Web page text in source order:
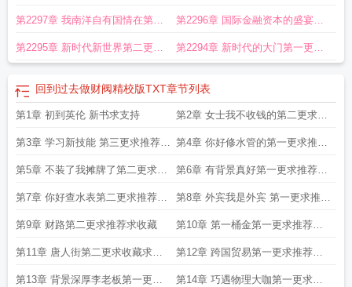
阀txt百度
回到过去发财的 回到过去做财阀免费阅读_悠悠首发回到过去做财
阀回到过去做财阀 小鱼的命运回到过去变富豪回到过去做财阀篱笆好回到过
去做财阀无错回到过去做财阀篱笆回到过去做财阀书评回到过去做财阀小鱼的
发 回到过去做财阀的 回到过去做财阀网回到过去做财阀1605
电子书
三更求订阅 订阅
第2297章 我南洋自有国情在第一
更求订阅
第2296章 国际金融资本的盛宴第
三更求订阅
第2295章 新时代新世界第二更求 第2294章 新时代的大门第一更求
回到过去做财阀精校版TXT章节列表
第1章 初到英伦 新书求支持 第2章 女士我不收钱的第二更求推
荐
第3章 学习新技能 第三更求推荐求
收藏
第4章 你好修水管的第一更求推荐
求
第5章 不装了我摊牌了第二更求推
荐
第6章 有背景真好第一更求推荐求
收
第7章 你好查水表第二更求推荐求
收
第8章 外宾我是外宾 第一更求推荐
求
第9章 财路第二更求推荐求收藏 第10章 第一桶金第一更求推荐求
收藏
第11章 唐人街第二更求收藏求推
荐
第12章 跨国贸易第一更求推荐求
收藏
第13章 背景深厚李老板第一更求 第14章 巧遇物理大咖第一更求收